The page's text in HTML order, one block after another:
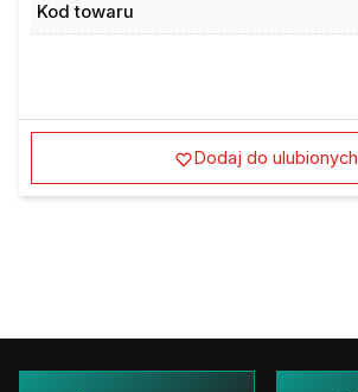
Kod towaru
Dodaj do ulubionych